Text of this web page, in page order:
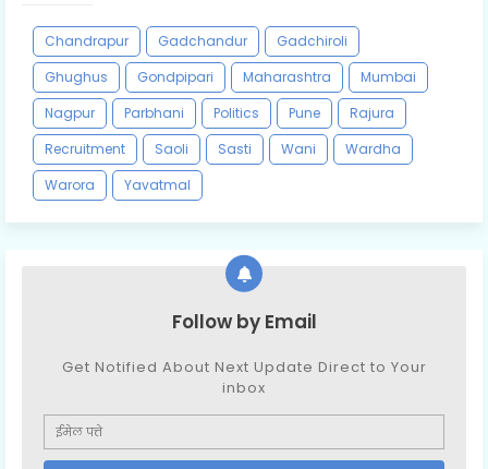
Chandrapur Gadchandur
Gadchiroli
Ghughus
Gondpipari Maharashtra
Mumbai
Nagpur
Parbhani Politics Pune
Rajura
Recruitment
Saoli Sasti Wani
Wardha
Warora
Yavatmal
Follow by Email
Get Notified About Next Update Direct to Your
inbox